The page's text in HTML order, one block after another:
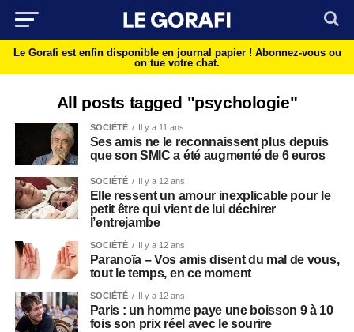
Le Gorafi est enfin disponible en journal papier ! Abonnez-vous ou
on tue votre chat.
All posts tagged "psychologie"
SOCIÉTÉ Il y a 11 ans
Ses amis ne le reconnaissent plus depuis
que son SMIC a été augmenté de 6 euros
SOCIÉTÉ Il y a 12 ans
Elle ressent un amour inexplicable pour le
petit être qui vient de lui déchirer
l’entrejambe
SOCIÉTÉ Il y a 12 ans
Paranoïa – Vos amis disent du mal de vous,
tout le temps, en ce moment
SOCIÉTÉ Il y a 12 ans
Paris : un homme paye une boisson 9 à 10
fois son prix réel avec le sourire